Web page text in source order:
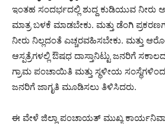
ಇಂತಹ ಸಂದರ್ಭದಲ್ಲಿ ಶುದ್ದ ಕುಡಿಯುವ ನೀರು
ಮಾತ್ರ ಬಳಕೆ ಮಾಡಬೇಕು. ಮತ್ತು ಡೆಂಗಿ
ನೀರು ನಿಲ್ಲದಂತೆ ಎಚ್ಚರವಹಿಸಬೇಕು. ಮತ್ತು
ಆಸ್ಪತ್ರೆಗಳಲ್ಲಿ ಔಷಧ ದಾಸ್ತಾನಿಟ್ಟು ಜನರಿಗೆ
ಗ್ರಾಮ ಪಂಚಾಯಿತಿ ಮತ್ತು ಸ್ಥಳೀಯ ಸಂಸ್ಥೆಗಳಿಂದ
ಜನರಿಗೆ ಜಾಗೃತಿ ಮೂಡಿಸಲು ತಿಳಿಸಿದರು.
ಈ ವೇಳೆ ಜಿಲ್ಲಾ ಪಂಚಾಯತ್ ಮುಖ್ಯ